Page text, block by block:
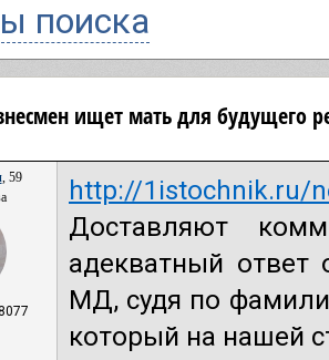
поиска
ищет мать для будущего
, 59
http://1istochnik.ru/
Доставляют
адекватный
МД, судя по
который на нашей